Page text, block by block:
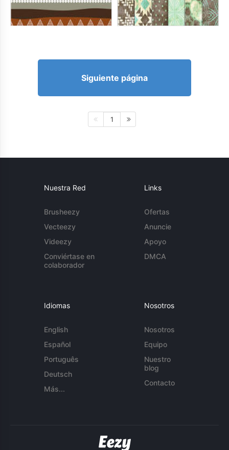
Siguiente página
1
Nuestra Red
Brusheezy
Vecteezy
Videezy
Conviértase en
colaborador
Links
Ofertas
Anuncie
Apoyo
DMCA
Idiomas
English
Español
Português
Deutsch
Más...
Nosotros
Nosotros
Equipo
Nuestro
blog
Contacto